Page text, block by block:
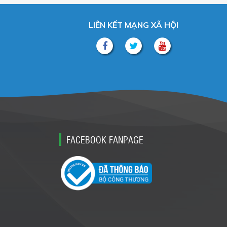
LIÊN KẾT MẠNG XÃ HỘI
FACEBOOK FANPAGE